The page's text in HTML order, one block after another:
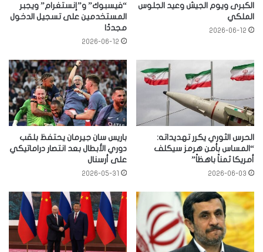
الكبرى ويوم الجيش وعيد الجلوس
الملكي
2026-06-12
“فيسبوك” و”إنستغرام” ويجبر
المستخدمين على تسجيل الدخول
مجددًا
2026-06-12
الحرس الثوري يكرر تهديداته:
“المساس بأمن هرمز سيكلف
أمريكا ثمناً باهظاً”
2026-06-03
باريس سان جيرمان يحتفظ بلقب
دوري الأبطال بعد انتصار دراماتيكي
على أرسنال
2026-05-31